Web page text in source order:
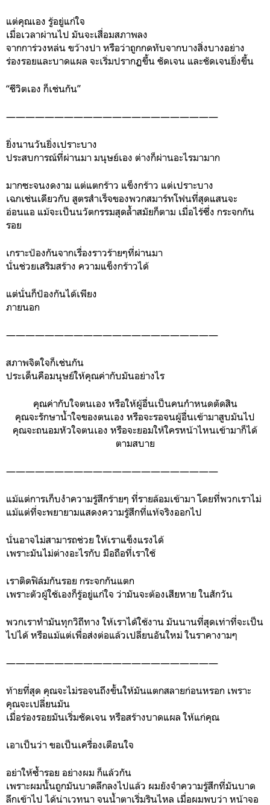
แต่คุณเอง รู้อยู่แก่ใจ
เมื่อเวลาผ่านไป มันจะเสื่อมสภาพลง
จากการ่วงหล่น ขว้างปา หรือว่าถูกกดทับจากบางสิ่งบางอย่าง
ร่องรอยและบาดแผล จะเริ่มปรากฏขึ้น ชัดเจน และชัดเจนยิ่งขึ้น
“ชีวิตเอง ก็เช่นกัน”
——————————————————————
ยิ่งนานวันยิ่งเปราะบาง
ประสบการณ์ที่ผ่านมา มนุษย์เอง ต่างก็ผ่านอะไรมามาก
มากซะจนงดงาม แต่แตกร้าว แข็งกร้าว แต่เปราะบาง
เฉกเช่นเดียวกับ สูตรสำเร็จของพวกสมาร์ทโฟนที่สุดแสนจะ
อ่อนแอ แม้จะเป็นนวัตกรรมสุดล้ำสมัยก็ตาม เมื่อไร้ซึ่ง กระจกกัน
รอย
เกราะป้องกันจากเรื่องราวร้ายๆที่ผ่านมา
นั่นช่วยเสริมสร้าง ความแข็งกร้าวได้
แต่นั่นก็ป้องกันได้เพียง
ภายนอก
——————————————————————
สภาพจิตใจก็เช่นกัน
ประเด็นคือมนุษย์ให้คุณค่ากับมันอย่างไร
คุณค่ากับใจตนเอง หรือให้ผู้อื่นเป็นคนกำหนดตัดสิน
คุณจะรักษาน้ำใจของตนเอง หรือจะรอจนผู้อื่นเข้ามาสูบมันไป
คุณจะถนอมหัวใจตนเอง หรือจะยอมให้ใครหน้าไหนเข้ามาก็ได้
ตามสบาย
——————————————————————
แม้แต่การเก็บงำความรู้สึกร้ายๆ ที่รายล้อมเข้ามา โดยที่พวกเราไม่
แม้แต่ที่จะพยายามแสดงความรู้สึกที่แท้จริงออกไป
นั่นอาจไม่สามารถช่วย ให้เราแข็งแรงได้
เพราะมันไม่ต่างอะไรกับ มือถือที่เราใช้
เราติดฟิล์มกันรอย กระจกกันแตก
เพราะตัวผู้ใช้เองก็รู้อยู่แก่ใจ ว่ามันจะต้องเสียหาย ในสักวัน
พวกเราทำมันทุกวิถีทาง ให้เราได้ใช้งาน มันนานที่สุดเท่าที่จะเป็น
ไปได้ หรือแม้แต่เพื่อส่งต่อแล้วเปลี่ยนอันใหม่ ในราคางามๆ
——————————————————————
ท้ายที่สุด คุณจะไม่รอจนถึงขั้นให้มันแตกสลายก่อนหรอก เพราะ
คุณจะเปลี่ยนมัน
เมื่อร่องรอยมันเริ่มชัดเจน หรือสร้างบาดแผล ให้แก่คุณ
เอาเป็นว่า ขอเป็นเครื่องเตือนใจ
อย่าให้ซ้ำรอย อย่างผม ก็แล้วกัน
เพราะผมนั้นถูกมันบาดลึกลงไปแล้ว ผมยังจำความรู้สึกที่มันบาด
ลึกเข้าไป ได้น่าเวทนา จนน้ำตาเริ่มรินไหล เมื่อผมพบว่า หน้าจอ